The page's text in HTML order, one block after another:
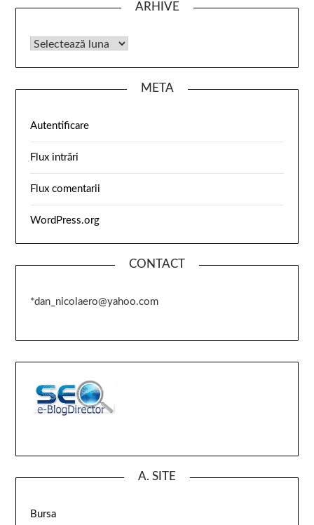
ARHIVE
META
Autentificare
Flux intrări
Flux comentarii
WordPress.org
CONTACT
*dan_nicolaero@yahoo.com
A. SITE
Bursa